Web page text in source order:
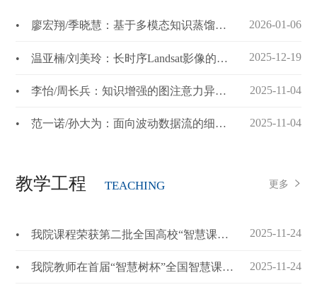
• 廖宏翔/季晓慧：基于多模态知识蒸馏的矿物识别【NARR，2025】 2026-01-06
• 温亚楠/刘美玲：长时序Landsat影像的喀斯特石漠化时空图谱构建及其演变特征分析【CATENA，2026】 2025-12-19
• 李怡/周长兵：知识增强的图注意力异常检测（KeAD）模型【IEEE TSC, 2025】 2025-11-04
• 范一诺/孙大为：面向波动数据流的细粒度任务调度研究【FGCS，2025】 2025-11-04
教学工程 TEACHING 更多
• 我院课程荣获第二批全国高校“智慧课程”最佳案例 2025-11-24
• 我院教师在首届“智慧树杯”全国智慧课程创新大赛中荣获特等奖 2025-11-24